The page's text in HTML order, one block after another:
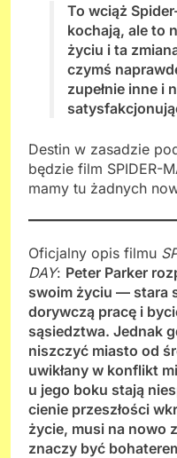
To wciąż
kochają, ale to
życiu i ta
czymś
zupełnie inne i
Destin w zasadzie
będzie film SPIDER-
mamy tu żadnych
Oficjalny opis filmu
DAY: Peter Parker
swoim życiu — stara
dorywczą pracę i
sąsiedztwa. Jednak
niszczyć miasto od
uwikłany w konflikt
u jego boku stają
cienie przeszłości
życie, musi na nowo
znaczy być